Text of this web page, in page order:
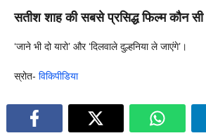
सतीश शाह की सबसे प्रसिद्ध फिल्म कौन
‘जाने भी दो यारो’ और ‘दिलवाले दुल्हनिया ले जाएंगे’।
स्रोत- विकिपीडिया